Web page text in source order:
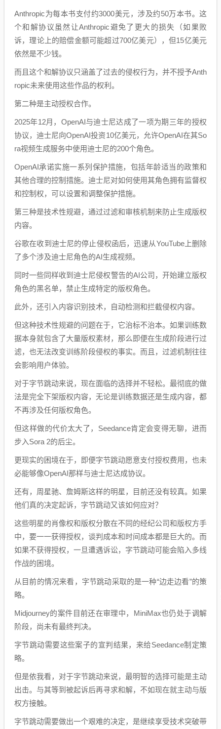
Anthropic为每本书支付约3000美元，涉及约50万本书。这
个和解协议虽然让Anthropic避免了更大的损失（如果败
诉，理论上的赔偿金额可能超过700亿美元），但15亿美元
依然是不少钱。
而且这个和解协议只涵盖了过去的侵权行为，并不授予Anth
ropic未来使用这些作品的权利。
第二种是主动授权合作。
2025年12月，OpenAI与迪士尼达成了一项为期三年的授权
协议，迪士尼向OpenAI投资10亿美元，允许OpenAI在其So
ra视频生成服务中使用迪士尼的200个角色。
OpenAI承诺实施一系列保护措施，包括年龄适当的政策和
其他合理的控制措施。迪士尼对如何使用其角色拥有监督权
和控制权，可以设置和调整保护措施。
第三种是技术性规避，通过过滤和审核机制来防止生成版权
内容。
谷歌在收到迪士尼的停止侵权函后，迅速从YouTube上删除
了多个涉及迪士尼角色的AI生成视频。
同时一些同样收到迪士尼侵权警告的AI公司，开始建立版权
角色的黑名单，禁止生成特定的版权角色。
此外，还引入内容识别技术，自动检测和拦截侵权内容。
但这种技术性规避的问题在于，它治标不治本。如果训练数
据本身就包含了大量版权素材，那么即便在生成阶段进行过
滤，也无法改变训练阶段侵权的事实。而且，过滤机制往往
会影响用户体验。
对于字节跳动来说，现在面临的选择并不轻松。最彻底的做
法是完全下架版权内容，无论是训练数据还是生成内容，都
不再涉及任何版权角色。
但这样做的代价太大了，Seedance肯定会变得无聊，进而
步入Sora 2的后尘。
更现实的困境在于，即便字节跳动愿意支付授权费用，也未
必能够像OpenAI那样与迪士尼达成协议。
还有，周星驰、詹姆斯这样的明星，目前还没有较真。如果
他们真的决定起诉，字节跳动又该如何应对？
这些明星的肖像权和版权分散在不同的经纪公司和版权方手
中，要一一获得授权，谈判成本和时间成本都是巨大的。而
如果不获得授权，一旦遭遇诉讼，字节跳动可能会陷入多线
作战的困境。
从目前的情况来看，字节跳动采取的是一种“边走边看”的策
略。
Midjourney的案件目前还在审理中，MiniMax也仍处于调解
阶段，尚未有最终判决。
字节跳动需要这些案子的宣判结果，来给Seedance制定策
略。
但是依我看，对于字节跳动来说，最明智的选择可能是主动
出击。与其等到被起诉后再寻求和解，不如现在就主动与版
权方接触。
字节跳动需要做出一个艰难的决定，是继续享受技术突破带